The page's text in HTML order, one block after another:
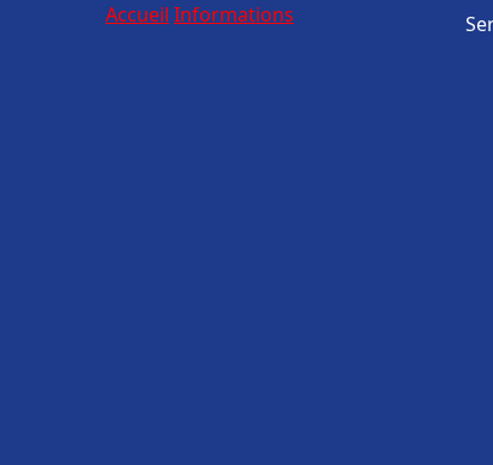
Accueil Informations